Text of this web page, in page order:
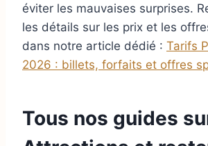
éviter les mauvaises surprises.
les détails sur les prix et les
dans notre article dédié : Tarifs
2026 : billets, forfaits et offres
Tous nos guides